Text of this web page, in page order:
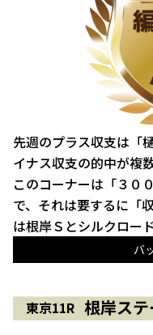
先週のプラス収支は「
イナス収支の的中が複
このコーナーは「３０
で、それは要するに「
は根岸Ｓとシルクロー
バ
東京11R 根岸ス